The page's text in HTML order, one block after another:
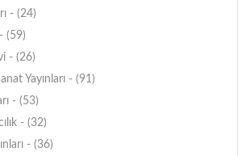
- (24)
(59)
- (26)
Yayınları - (91)
- (53)
- (32)
- (36)